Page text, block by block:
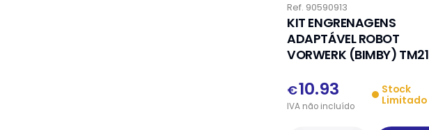
Ref. 90590913
KIT ENGRENAGENS
ADAPTÁVEL ROBOT
VORWERK (BIMBY) TM21
€10.93
IVA não incluído
Stock
Limitado